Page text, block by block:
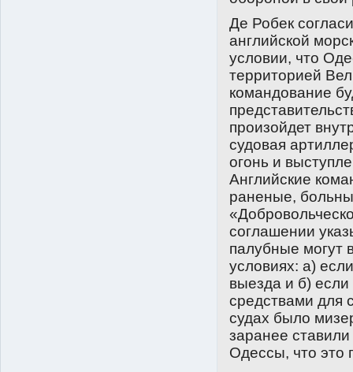
Де Робек
английской
условии, что
территорией
командование
произойдет
судовая
огонь и
Английские
раненые,
соглашении
палубные могут
условиях: а)
выезда и б)
средствами для
судах было
заранее
Одессы, что это